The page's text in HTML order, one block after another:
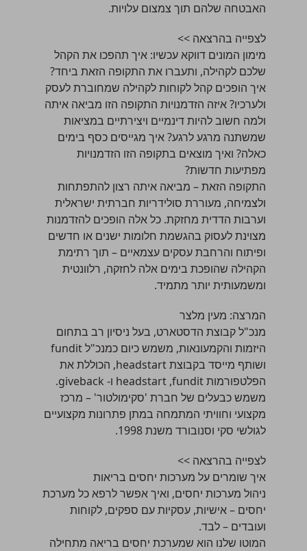
האבטחה שלהם תוך צמצום עלויות.
לצפייה בהרצאה >>
מימון המונים דווקא עכשיו: איך תהפכו את הקהל
שלכם לקהילה, ותעברו את התקופה הזאת ביחד?
איך הופכים קהל לקוחות לקהילה שמחוברת לעסק
ולערכיו? איזה הזדמנויות התקופה הזו מביאה איתה
ולמה חשוב להיות דינמיים ויצירתיים במציאות
שמשתנה מרגע לרגע? איך מגייסים כסף בימים
כאלה? ואיך מוצאים בתקופה הזו הזדמנויות
מפתיעות חדשות?
התקופה הזאת – מביאה איתה רצון להתפתחות
ולצמיחה, מעוררת סולידריות חברתית ישראלית
וערבות הדדית מחזקת. כל אלה הופכים להזדמנות
מצוינת לעסוק בהגשמת חלומות ישנים או חדשים
ופיתוח והרחבת עסקים עצמאיים – תוך רתימת
הקהילה שהופכת בימים אלה לחזקה, רלוונטית
ומשמעותית יותר מתמיד.
המרצה: מעין מלצר
מנכ"ל קבוצת הדסטארט, בעל ניסיון רב בתחום
היזמות והקמעונאות, משמש כיום כמנכ"ל fundit
ושותף מייסד בקבוצת headstart, הכוללת את
הפלטפורמות headstart ,fundit ו- giveback.
משמש כבעלים של חברת 'סקימולטור' – מרכז
מקצועי וחוויתי המתמחה במתן פתרונות מקצועיים
לגולשי סקי וסנובורד משנת 1998.
לצפייה בהרצאה >>
איך שומרים על מערכות יחסים בריאות
ניהול מערכות יחסים, ואיך אפשר לרפא כל מערכת
יחסים – אישיות, עסקיות עם ספקים, לקוחות
ועובדים – לבד.
המוטו שלנו הוא שמערכת יחסים בריאה מתחילה